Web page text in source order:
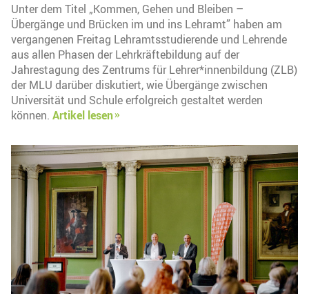
Unter dem Titel „Kommen, Gehen und Bleiben –
Übergänge und Brücken im und ins Lehramt” haben am
vergangenen Freitag Lehramtsstudierende und Lehrende
aus allen Phasen der Lehrkräftebildung auf der
Jahrestagung des Zentrums für Lehrer*innenbildung (ZLB)
der MLU darüber diskutiert, wie Übergänge zwischen
Universität und Schule erfolgreich gestaltet werden
können. Artikel lesen